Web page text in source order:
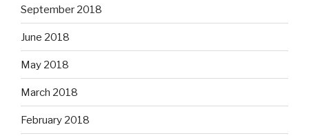
September 2018
June 2018
May 2018
March 2018
February 2018